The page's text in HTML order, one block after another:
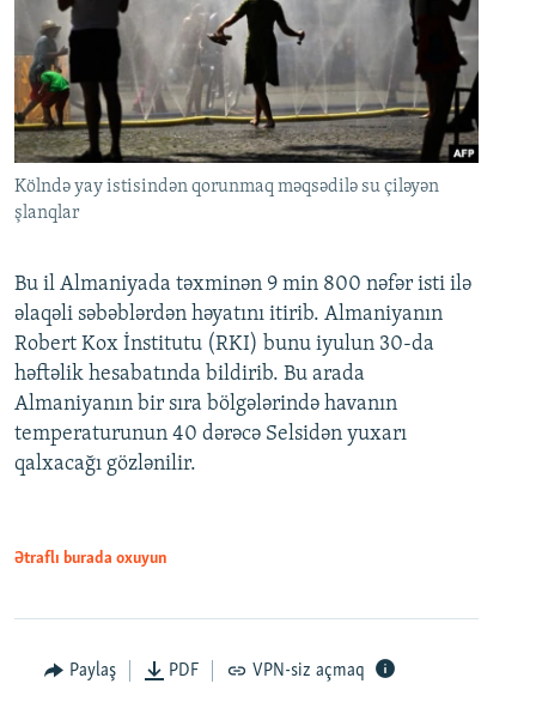
Kölndə yay istisindən qorunmaq məqsədilə su çiləyən
şlanqlar
Bu il Almaniyada təxminən 9 min 800 nəfər isti ilə
əlaqəli səbəblərdən həyatını itirib. Almaniyanın
Robert Kox İnstitutu (RKI) bunu iyulun 30-da
həftəlik hesabatında bildirib. Bu arada
Almaniyanın bir sıra bölgələrində havanın
temperaturunun 40 dərəcə Selsidən yuxarı
qalxacağı gözlənilir.
Ətraflı burada oxuyun
Paylaş PDF VPN-siz açmaq